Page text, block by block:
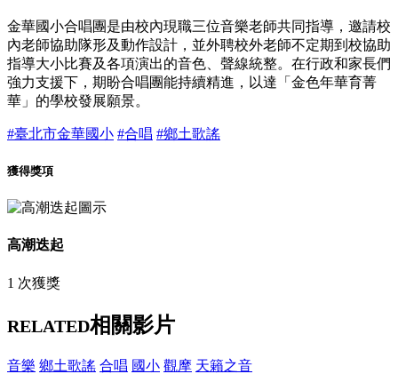
金華國小合唱團是由校內現職三位音樂老師共同指導，邀請校
內老師協助隊形及動作設計，並外聘校外老師不定期到校協助
指導大小比賽及各項演出的音色、聲線統整。在行政和家長們
強力支援下，期盼合唱團能持續精進，以達「金色年華育菁
華」的學校發展願景。
#臺北市金華國小 #合唱 #鄉土歌謠
獲得獎項
高潮迭起
1 次獲獎
RELATED相關影片
音樂 鄉土歌謠 合唱 國小 觀摩 天籟之音